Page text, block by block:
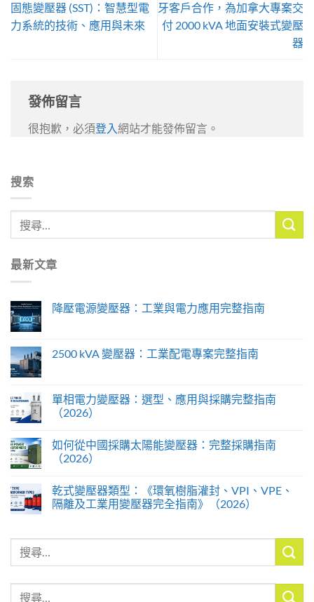
固態變壓器 (SST)：智慧型電
力系統的技術、應用與未來
牙客戶合作，為加拿大專案交
付 2000 kVA 地面安裝式變壓
器
發佈留言
很抱歉，必須登入網站才能發佈留言。
搜索
最新文章
降壓電源變壓器：工業與電力應用完整指南
2500 kVA 變壓器：工業配電專案完整指南
單相電力變壓器：選型、應用與採購完整指南
（2026）
如何從中國採購太陽能變壓器：完整採購指南
（2026）
乾式變壓器類型：《環氧樹脂灌封、VPI、VPE、
隔離及工業用變壓器完全指南》（2026）